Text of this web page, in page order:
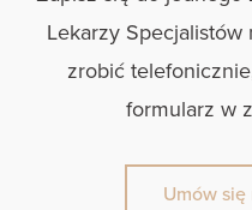
Lekarzy
zrobić
formularz w
Umów